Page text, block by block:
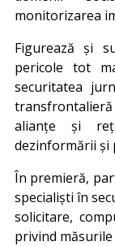
monitorizarea
Figurează și
pericole tot
securitatea
alianțe și
dezinformării și
În premieră,
specialiști în
solicitare,
privind măsurile